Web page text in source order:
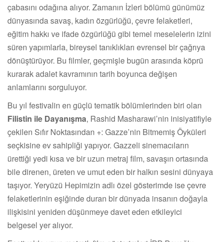
çabasını odağına alıyor. Zamanın İzleri bölümü günümüz
dünyasında savaş, kadın özgürlüğü, çevre felaketleri,
eğitim hakkı ve ifade özgürlüğü gibi temel meselelerin izini
süren yapımlarla, bireysel tanıklıkları evrensel bir çağrıya
dönüştürüyor. Bu filmler, geçmişle bugün arasında köprü
kurarak adalet kavramının tarih boyunca değişen
anlamlarını sorguluyor.
Bu yıl festivalin en güçlü tematik bölümlerinden biri olan
Filistin ile Dayanışma, Rashid Masharawi’nin inisiyatifiyle
çekilen Sıfır Noktasından +: Gazze’nin Bitmemiş Öyküleri
seçkisine ev sahipliği yapıyor. Gazzeli sinemacıların
ürettiği yedi kısa ve bir uzun metraj film, savaşın ortasında
bile direnen, üreten ve umut eden bir halkın sesini dünyaya
taşıyor. Yeryüzü Hepimizin adlı özel gösterimde ise çevre
felaketlerinin eşiğinde duran bir dünyada insanın doğayla
ilişkisini yeniden düşünmeye davet eden etkileyici
belgesel yer alıyor.